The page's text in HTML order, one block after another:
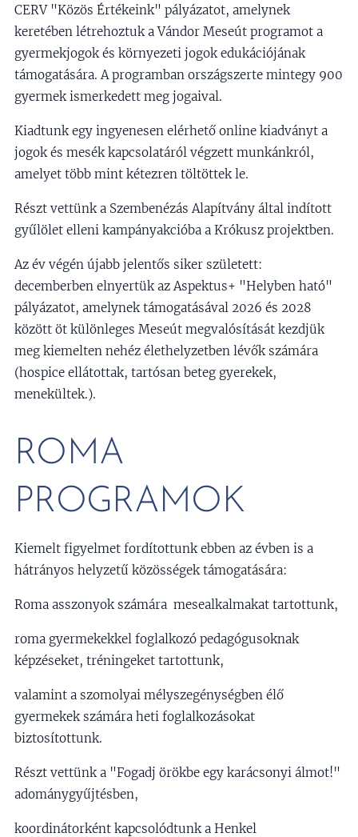
CERV "Közös Értékeink" pályázatot, amelynek
keretében létrehoztuk a Vándor Meseút programot a
gyermekjogok és környezeti jogok edukációjának
támogatására. A programban országszerte mintegy 900
gyermek ismerkedett meg jogaival.
Kiadtunk egy ingyenesen elérhető online kiadványt a
jogok és mesék kapcsolatáról végzett munkánkról,
amelyet több mint kétezren töltöttek le.
Részt vettünk a Szembenézás Alapítvány által indított
gyűlölet elleni kampányakcióba a Krókusz projektben.
Az év végén újabb jelentős siker született:
decemberben elnyertük az Aspektus+ "Helyben ható"
pályázatot, amelynek támogatásával 2026 és 2028
között öt különleges Meseút megvalósítását kezdjük
meg kiemelten nehéz élethelyzetben lévők számára
(hospice ellátottak, tartósan beteg gyerekek,
menekültek.).
ROMA
PROGRAMOK
Kiemelt figyelmet fordítottunk ebben az évben is a
hátrányos helyzetű közösségek támogatására:
Roma asszonyok számára mesealkalmakat tartottunk,
roma gyermekekkel foglalkozó pedagógusoknak
képzéseket, tréningeket tartottunk,
valamint a szomolyai mélyszegénységben élő
gyermekek számára heti foglalkozásokat
biztosítottunk.
Részt vettünk a "Fogadj örökbe egy karácsonyi álmot!"
adománygyűjtésben,
koordinátorként kapcsolódtunk a Henkel